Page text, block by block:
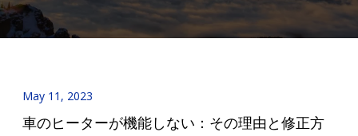
May 11, 2023
車のヒーターが機能しない：その理由と修正方